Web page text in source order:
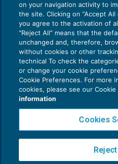
Privacy
Cookie
Copyright 2016 ©Gruppo
Piazza Luigi Einaudi, 10N01 -
on your navigation activity to
the site. Clicking on “Accept All
you agree to the activation of
"Reject All" means that the
unchanged and, therefore,
without cookies or other
technical To check the
or change your cookie
Cookie Preferences. For more
cookies, please see our Cookie
information
Cookies